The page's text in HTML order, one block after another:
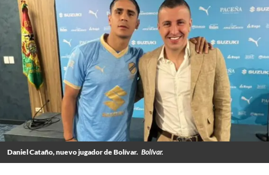
Daniel Cataño, nuevo jugador de Bolívar. Bolívar.